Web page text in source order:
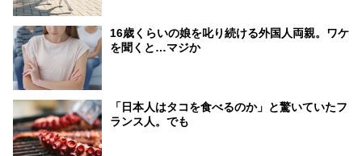
16歳くらいの娘を叱り続ける外国人両親。ワケ
を聞くと…マジか
「日本人はタコを食べるのか」と驚いていたフ
ランス人。でも